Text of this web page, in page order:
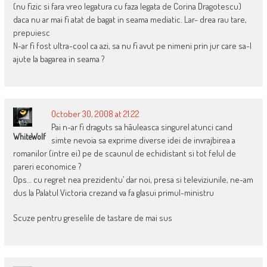
(nu fizic si fara vreo legatura cu faza legata de Corina Dragotescu)
daca nu ar mai fi atat de bagat in seama mediatic. Lar- drea rau tare,
prepuiesc
N-ar fi fost ultra-cool ca azi, sa nu fi avut pe nimeni prin jur care sa-l
ajute la bagarea in seama ?
WhiteWolf
October 30, 2008 at 21:22
Pai n-ar fi draguts sa hãuleasca singurel atunci cand
simte nevoia sa exprime diverse idei de invrajbirea a
romanilor (intre ei) pe de scaunul de echidistant si tot felul de
pareri economice ?
Ops… cu regret nea prezidentu’ dar noi, presa si televiziunile, ne-am
dus la Palatul Victoria crezand va fa glasui primul-ministru
Scuze pentru greselile de tastare de mai sus